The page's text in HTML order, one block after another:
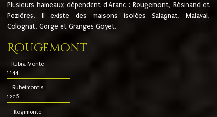
Plusieurs hameaux dépendent d'Aranc : Rougemont, Résinand et
Pezières. Il existe des maisons isolées Salagnat, Malaval,
Colognat, Gorge et Granges Goyet.
Rougemont
Rubra Monte
1144
Rubeimontis
1206
Rogimonte